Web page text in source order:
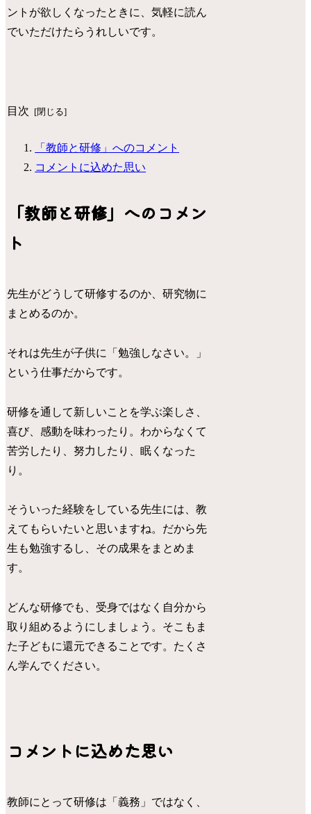
ントが欲しくなったときに、気軽に読ん
でいただけたらうれしいです。
目次
「教師と研修」へのコメント
コメントに込めた思い
「教師と研修」へのコメン
ト
先生がどうして研修するのか、研究物に
まとめるのか。
それは先生が子供に「勉強しなさい。」
という仕事だからです。
研修を通して新しいことを学ぶ楽しさ、
喜び、感動を味わったり。わからなくて
苦労したり、努力したり、眠くなった
り。
そういった経験をしている先生には、教
えてもらいたいと思いますね。だから先
生も勉強するし、その成果をまとめま
す。
どんな研修でも、受身ではなく自分から
取り組めるようにしましょう。そこもま
た子どもに還元できることです。たくさ
ん学んでください。
コメントに込めた思い
教師にとって研修は「義務」ではなく、